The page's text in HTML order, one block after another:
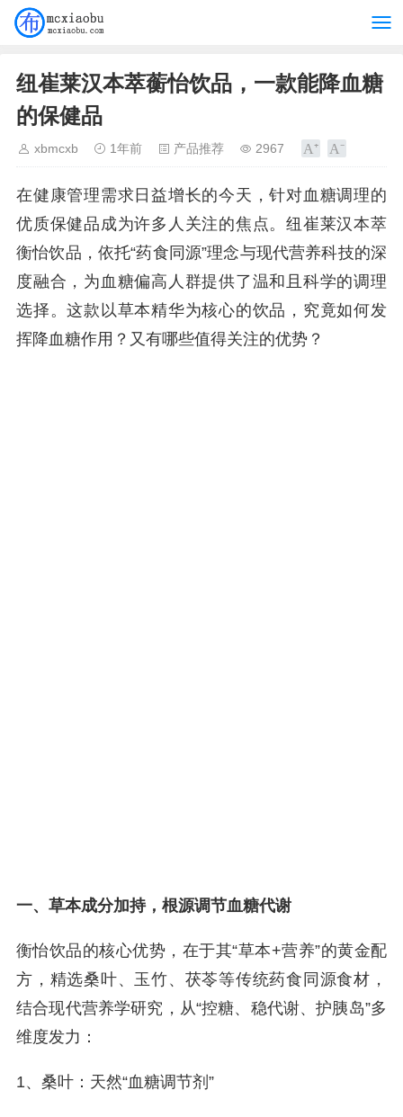
纽崔莱汉本萃蘅怡饮品，一款能降血糖
的保健品
xbmcxb 1年前 产品推荐 2967
在健康管理需求日益增长的今天，针对血糖调理的
优质保健品成为许多人关注的焦点。纽崔莱汉本萃
衡怡饮品，依托“药食同源”理念与现代营养科技的深
度融合，为血糖偏高人群提供了温和且科学的调理
选择。这款以草本精华为核心的饮品，究竟如何发
挥降血糖作用？又有哪些值得关注的优势？
一、草本成分加持，根源调节血糖代谢
衡怡饮品的核心优势，在于其“草本+营养”的黄金配
方，精选桑叶、玉竹、茯苓等传统药食同源食材，
结合现代营养学研究，从“控糖、稳代谢、护胰岛”多
维度发力：
1、桑叶：天然“血糖调节剂”